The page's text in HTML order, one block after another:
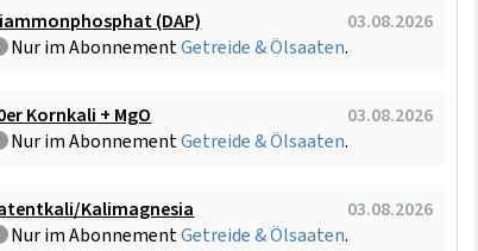
(DAP)
03.08.2026
Nur im AbonnementGetreide & Ölsaaten.
Kornkali + MgO
03.08.2026
Nur im AbonnementGetreide & Ölsaaten.
Kalimagnesia
03.08.2026
Nur im AbonnementGetreide & Ölsaaten.